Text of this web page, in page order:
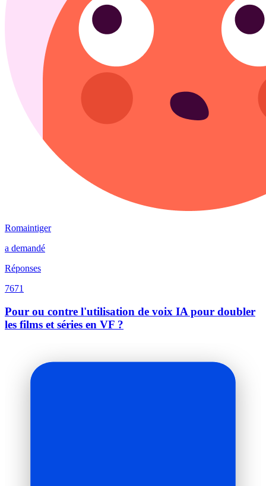
Romaintiger
a demandé
Réponses
7671
Pour ou contre l'utilisation de voix IA pour doubler
les films et séries en VF ?